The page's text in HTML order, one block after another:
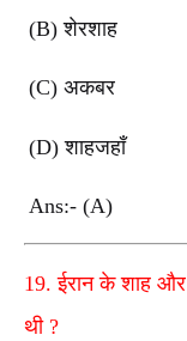
(B)शेरशाह
(C) अकबर
(D)शाहजहाँ
Ans:- (A)
19.ईरान के शाह
थी ?